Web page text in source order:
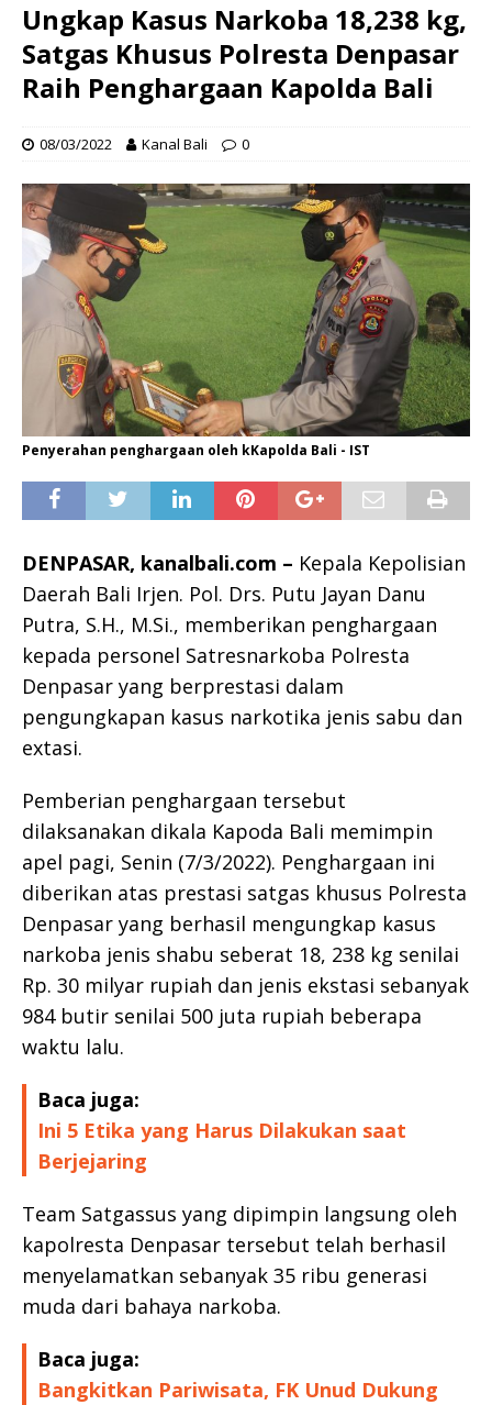
Ungkap Kasus Narkoba 18,238 kg,
Satgas Khusus Polresta Denpasar
Raih Penghargaan Kapolda Bali
08/03/2022 Kanal Bali 0
Penyerahan penghargaan oleh kKapolda Bali - IST
DENPASAR, kanalbali.com – Kepala Kepolisian
Daerah Bali Irjen. Pol. Drs. Putu Jayan Danu
Putra, S.H., M.Si., memberikan penghargaan
kepada personel Satresnarkoba Polresta
Denpasar yang berprestasi dalam
pengungkapan kasus narkotika jenis sabu dan
extasi.
Pemberian penghargaan tersebut
dilaksanakan dikala Kapoda Bali memimpin
apel pagi, Senin (7/3/2022). Penghargaan ini
diberikan atas prestasi satgas khusus Polresta
Denpasar yang berhasil mengungkap kasus
narkoba jenis shabu seberat 18, 238 kg senilai
Rp. 30 milyar rupiah dan jenis ekstasi sebanyak
984 butir senilai 500 juta rupiah beberapa
waktu lalu.
Baca juga:
Ini 5 Etika yang Harus Dilakukan saat
Berjejaring
Team Satgassus yang dipimpin langsung oleh
kapolresta Denpasar tersebut telah berhasil
menyelamatkan sebanyak 35 ribu generasi
muda dari bahaya narkoba.
Baca juga:
Bangkitkan Pariwisata, FK Unud Dukung